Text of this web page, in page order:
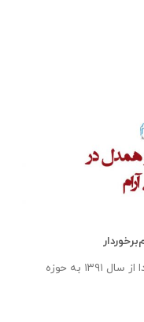
مدیریت محترم شرکت سفیر آبی آرام حدودا از سال ۱۳۹۱ به حوزه